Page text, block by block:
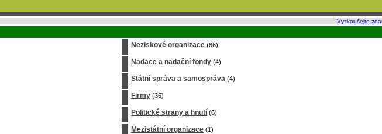
Vyzkoušejte
Neziskové organizace (86)
Nadace a nadační fondy (4)
Státní správa a samospráva (4)
Firmy (36)
Politické strany a hnutí (6)
Mezistátní organizace (1)